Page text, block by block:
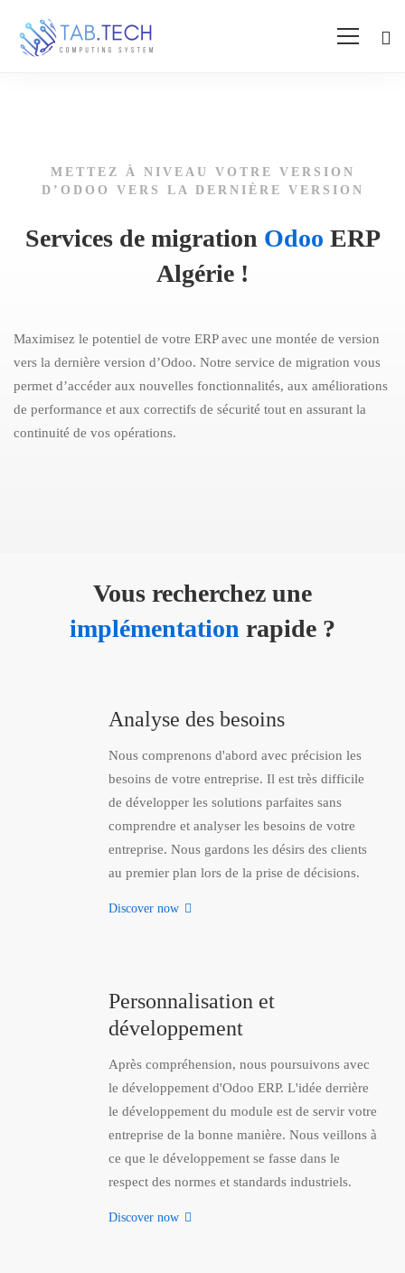
Migration
ERP
Algérie
METTEZ À NIVEAU VOTRE VERSION
D’ODOO VERS LA DERNIÈRE VERSION
Services de migration Odoo ERP
Algérie !
Maximisez le potentiel de votre ERP avec une montée de version
vers la dernière version d’Odoo. Notre service de migration vous
permet d’accéder aux nouvelles fonctionnalités, aux améliorations
de performance et aux correctifs de sécurité tout en assurant la
continuité de vos opérations.
Vous recherchez une
implémentation rapide ?
Analyse des besoins
Nous comprenons d'abord avec précision les
besoins de votre entreprise. Il est très difficile
de développer les solutions parfaites sans
comprendre et analyser les besoins de votre
entreprise. Nous gardons les désirs des clients
au premier plan lors de la prise de décisions.
Discover now
Personnalisation et
développement
Après compréhension, nous poursuivons avec
le développement d'Odoo ERP. L'idée derrière
le développement du module est de servir votre
entreprise de la bonne manière. Nous veillons à
ce que le développement se fasse dans le
respect des normes et standards industriels.
Discover now